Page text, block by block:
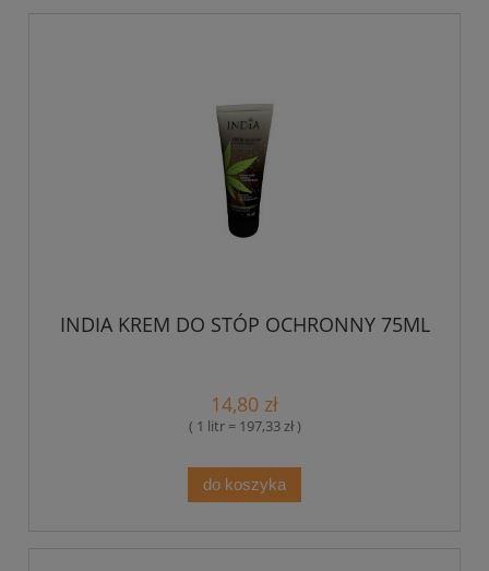
INDIA KREM DO STÓP OCHRONNY 75ML
14,80 zł
( 1 litr = 197,33 zł )
do koszyka